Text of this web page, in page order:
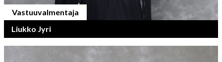
Vastuuvalmentaja
Liukko Jyri